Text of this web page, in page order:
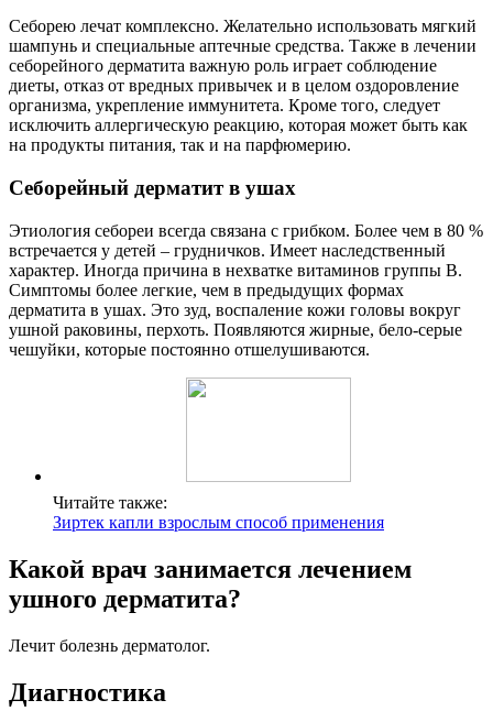
Себорею лечат комплексно. Желательно использовать мягкий
шампунь и специальные аптечные средства. Также в лечении
себорейного дерматита важную роль играет соблюдение
диеты, отказ от вредных привычек и в целом оздоровление
организма, укрепление иммунитета. Кроме того, следует
исключить аллергическую реакцию, которая может быть как
на продукты питания, так и на парфюмерию.
Себорейный дерматит в ушах
Этиология себореи всегда связана с грибком. Более чем в 80 %
встречается у детей – грудничков. Имеет наследственный
характер. Иногда причина в нехватке витаминов группы В.
Симптомы более легкие, чем в предыдущих формах
дерматита в ушах. Это зуд, воспаление кожи головы вокруг
ушной раковины, перхоть. Появляются жирные, бело-серые
чешуйки, которые постоянно отшелушиваются.
Читайте также:
Зиртек капли взрослым способ применения
Какой врач занимается лечением
ушного дерматита?
Лечит болезнь дерматолог.
Диагностика